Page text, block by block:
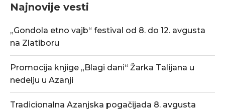
Najnovije vesti
„Gondola etno vajb“ festival od 8. do 12. avgusta
na Zlatiboru
Promocija knjige „Blagi dani“ Žarka Talijana u
nedelju u Azanji
Tradicionalna Azanjska pogačijada 8. avgusta